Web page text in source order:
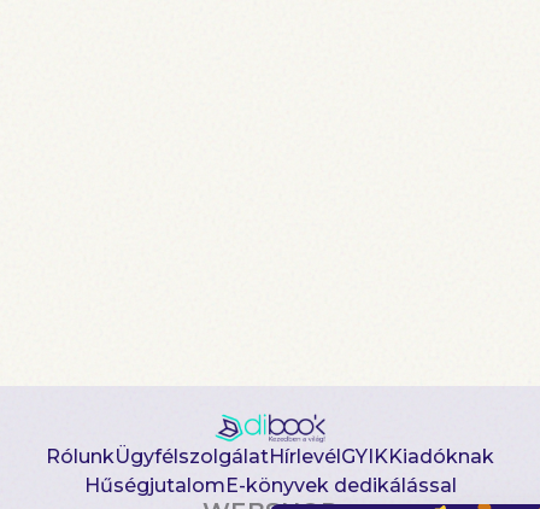
RólunkÜgyfélszolgálatHírlevélGYIKKiadóknak
HűségjutalomE-könyvek dedikálással